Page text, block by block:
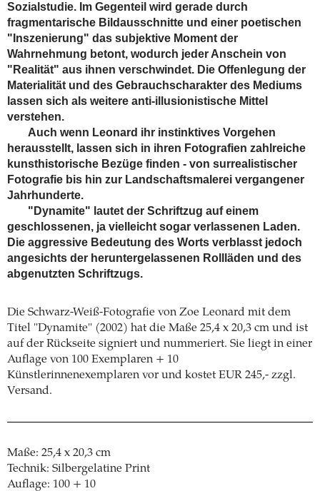
Sozialstudie. Im Gegenteil wird gerade durch
fragmentarische Bildausschnitte und einer poetischen
"Inszenierung" das subjektive Moment der
Wahrnehmung betont, wodurch jeder Anschein von
"Realität" aus ihnen verschwindet. Die Offenlegung der
Materialität und des Gebrauchscharakter des Mediums
lassen sich als weitere anti-illusionistische Mittel
verstehen.
Auch wenn Leonard ihr instinktives Vorgehen
herausstellt, lassen sich in ihren Fotografien zahlreiche
kunsthistorische Bezüge finden - von surrealistischer
Fotografie bis hin zur Landschaftsmalerei vergangener
Jahrhunderte.
"Dynamite" lautet der Schriftzug auf einem
geschlossenen, ja vielleicht sogar verlassenen Laden.
Die aggressive Bedeutung des Worts verblasst jedoch
angesichts der heruntergelassenen Rollläden und des
abgenutzten Schriftzugs.
Die Schwarz-Weiß-Fotografie von Zoe Leonard mit dem
Titel "Dynamite" (2002) hat die Maße 25,4 x 20,3 cm und ist
auf der Rückseite signiert und nummeriert. Sie liegt in einer
Auflage von 100 Exemplaren + 10
Künstlerinnenexemplaren vor und kostet EUR 245,- zzgl.
Versand.
Maße: 25,4 x 20,3 cm
Technik: Silbergelatine Print
Auflage: 100 + 10